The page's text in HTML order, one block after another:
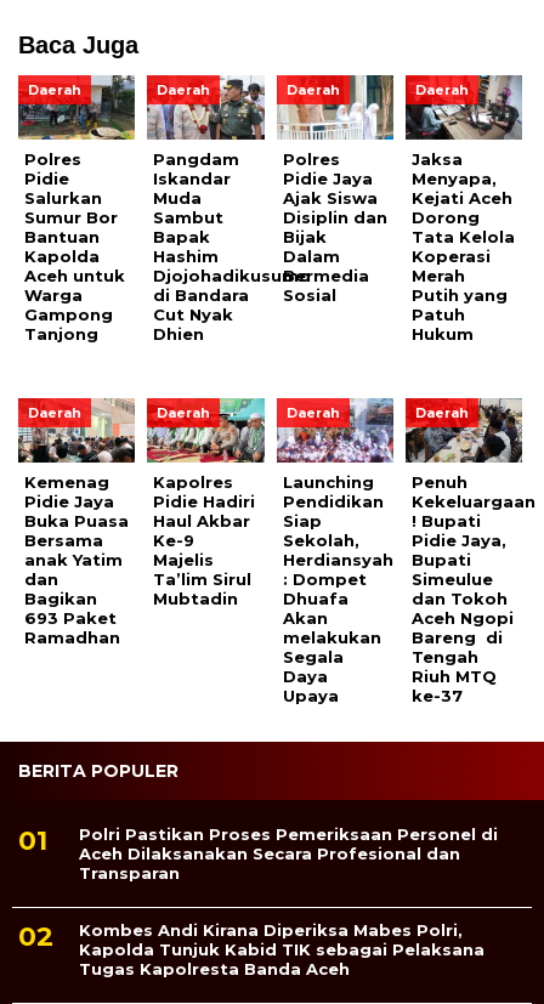
Baca Juga
Daerah
Polres
Pidie
Salurkan
Sumur Bor
Bantuan
Kapolda
Aceh untuk
Warga
Gampong
Tanjong
Daerah
Pangdam
Iskandar
Muda
Sambut
Bapak
Hashim
Djojohadikusumo
di Bandara
Cut Nyak
Dhien
Daerah
Polres
Pidie Jaya
Ajak Siswa
Disiplin dan
Bijak
Dalam
Bermedia
Sosial
Daerah
Jaksa
Menyapa,
Kejati Aceh
Dorong
Tata Kelola
Koperasi
Merah
Putih yang
Patuh
Hukum
Daerah
Kemenag
Pidie Jaya
Buka Puasa
Bersama
anak Yatim
dan
Bagikan
693 Paket
Ramadhan
Daerah
Kapolres
Pidie Hadiri
Haul Akbar
Ke-9
Majelis
Ta’lim Sirul
Mubtadin
Daerah
Launching
Pendidikan
Siap
Sekolah,
Herdiansyah
: Dompet
Dhuafa
Akan
melakukan
Segala
Daya
Upaya
Daerah
Penuh
Kekeluargaan
! Bupati
Pidie Jaya,
Bupati
Simeulue
dan Tokoh
Aceh Ngopi
Bareng di
Tengah
Riuh MTQ
ke-37
BERITA POPULER
Polri Pastikan Proses Pemeriksaan Personel di
Aceh Dilaksanakan Secara Profesional dan
Transparan
Kombes Andi Kirana Diperiksa Mabes Polri,
Kapolda Tunjuk Kabid TIK sebagai Pelaksana
Tugas Kapolresta Banda Aceh